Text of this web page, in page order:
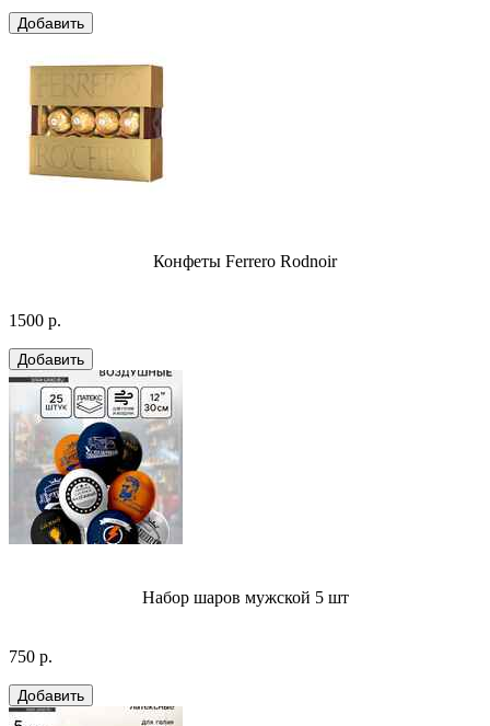
Конфеты Ferrero Rodnoir
1500 р.
Набор шаров мужской 5 шт
750 р.